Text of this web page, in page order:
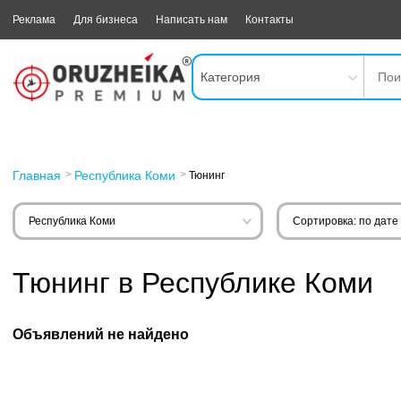
Реклама Для бизнеса Написать нам Контакты
Категория
Главная Республика Коми Тюнинг
Республика Коми Сортировка: по дате
Тюнинг в Республике Коми
Объявлений не найдено